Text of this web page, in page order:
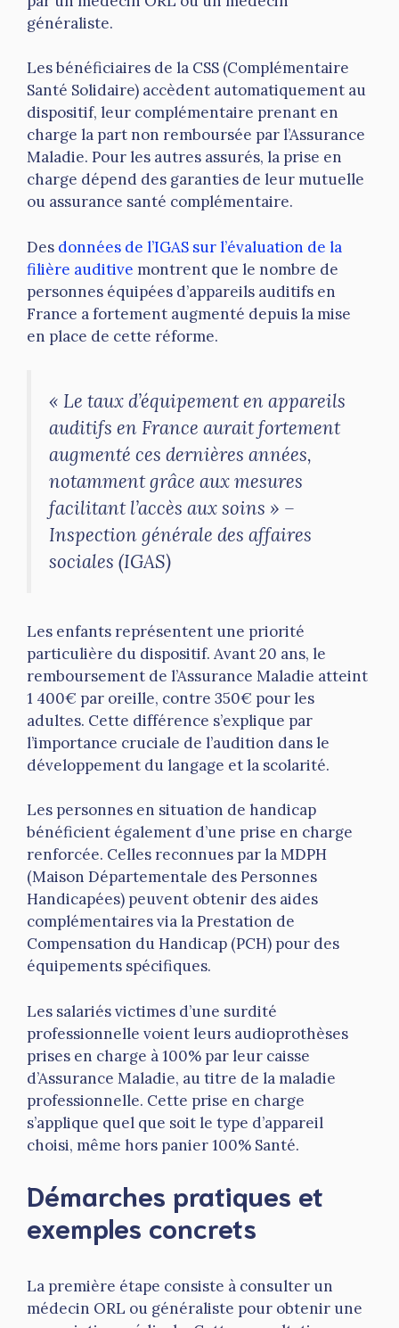
généraliste.
Les bénéficiaires de la CSS (Complémentaire
Santé Solidaire) accèdent automatiquement au
dispositif, leur complémentaire prenant en
charge la part non remboursée par l’Assurance
Maladie. Pour les autres assurés, la prise en
charge dépend des garanties de leur mutuelle
ou assurance santé complémentaire.
Des données de l’IGAS sur l’évaluation de la
filière auditive montrent que le nombre de
personnes équipées d’appareils auditifs en
France a fortement augmenté depuis la mise
en place de cette réforme.
« Le taux d’équipement en appareils
auditifs en France aurait fortement
augmenté ces dernières années,
notamment grâce aux mesures
facilitant l’accès aux soins » –
Inspection générale des affaires
sociales (IGAS)
Les enfants représentent une priorité
particulière du dispositif. Avant 20 ans, le
remboursement de l’Assurance Maladie atteint
1 400€ par oreille, contre 350€ pour les
adultes. Cette différence s’explique par
l’importance cruciale de l’audition dans le
développement du langage et la scolarité.
Les personnes en situation de handicap
bénéficient également d’une prise en charge
renforcée. Celles reconnues par la MDPH
(Maison Départementale des Personnes
Handicapées) peuvent obtenir des aides
complémentaires via la Prestation de
Compensation du Handicap (PCH) pour des
équipements spécifiques.
Les salariés victimes d’une surdité
professionnelle voient leurs audioprothèses
prises en charge à 100% par leur caisse
d’Assurance Maladie, au titre de la maladie
professionnelle. Cette prise en charge
s’applique quel que soit le type d’appareil
choisi, même hors panier 100% Santé.
Démarches pratiques et
exemples concrets
La première étape consiste à consulter un
médecin ORL ou généraliste pour obtenir une